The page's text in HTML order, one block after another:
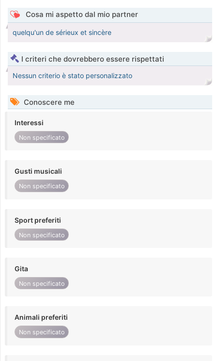
Cosa mi aspetto dal mio partner
quelqu'un de sérieux et sincère
I criteri che dovrebbero essere rispettati
Nessun criterio è stato personalizzato
Conoscere me
Interessi
Non specificato
Gusti musicali
Non specificato
Sport preferiti
Non specificato
Gita
Non specificato
Animali preferiti
Non specificato